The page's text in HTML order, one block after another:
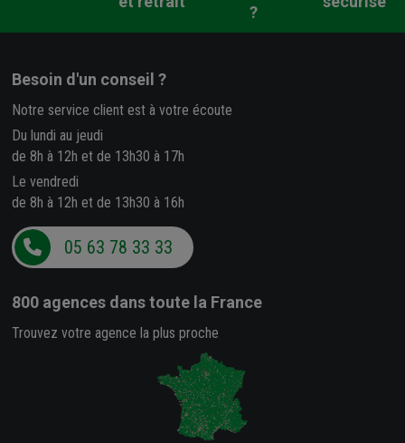
?
Besoin d'un conseil ?
Notre service client est à votre écoute
Du lundi au jeudi
de 8h à 12h et de 13h30 à 17h
Le vendredi
de 8h à 12h et de 13h30 à 16h
05 63 78 33 33
800 agences dans toute la France
Trouvez votre agence la plus proche